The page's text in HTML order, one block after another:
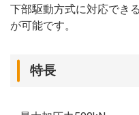
下部駆動方式に対応でき
が可能です。
特長